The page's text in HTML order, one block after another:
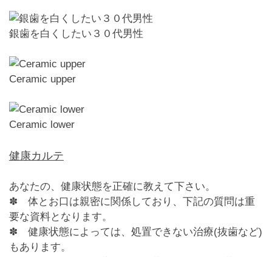
銀歯を白くしたい３０代男性
Ceramic upper
Ceramic lower
健康カルテ
あなたの、健康状態を正確に教えて下さい。
✽ 体とお口は親密に関係しており、下記の質問は重
要な資料となります。
✽ 健康状態によっては、処置できない治療(抜歯など)
もあります。